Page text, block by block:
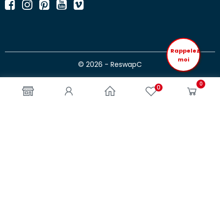
0 0
© 2026 - ReswapC
Rappelez
moi